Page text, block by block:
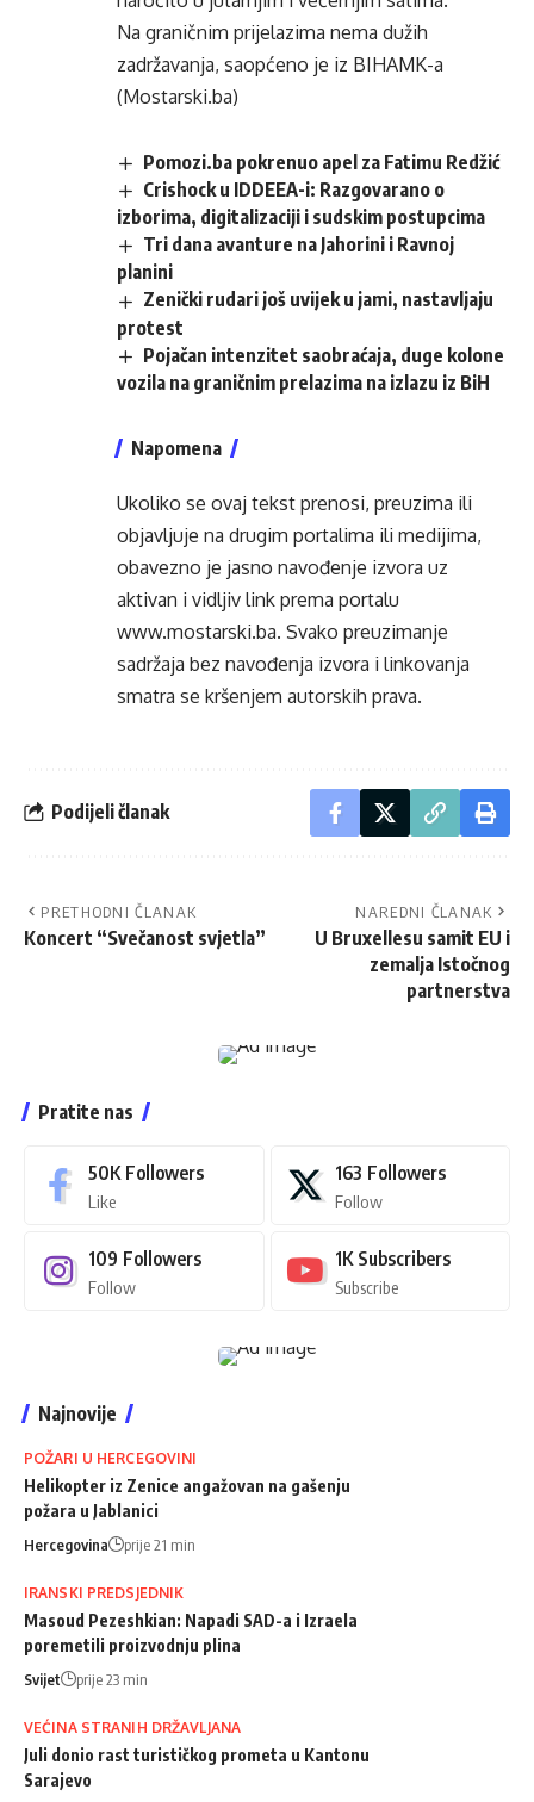
Na graničnim prijelazima nema dužih
zadržavanja, saopćeno je iz BIHAMK-a
(Mostarski.ba)
Pomozi.ba pokrenuo apel za Fatimu Redžić
Crishock u IDDEEA-i: Razgovarano o
izborima, digitalizaciji i sudskim postupcima
Tri dana avanture na Jahorini i Ravnoj
planini
Zenički rudari još uvijek u jami, nastavljaju
protest
Pojačan intenzitet saobraćaja, duge kolone
vozila na graničnim prelazima na izlazu iz BiH
Napomena
Ukoliko se ovaj tekst prenosi, preuzima ili
objavljuje na drugim portalima ili medijima,
obavezno je jasno navođenje izvora uz
aktivan i vidljiv link prema portalu
www.mostarski.ba. Svako preuzimanje
sadržaja bez navođenja izvora i linkovanja
smatra se kršenjem autorskih prava.
Podijeli članak
PRETHODNI ČLANAK
Koncert “Svečanost svjetla”
NAREDNI ČLANAK
U Bruxellesu samit EU i
zemalja Istočnog
partnerstva
Pratite nas
50K Followers
Like
163 Followers
Follow
109 Followers
Follow
1K Subscribers
Subscribe
Najnovije
POŽARI U HERCEGOVINI
Helikopter iz Zenice angažovan na gašenju
požara u Jablanici
Hercegovina prije 21 min
IRANSKI PREDSJEDNIK
Masoud Pezeshkian: Napadi SAD-a i Izraela
poremetili proizvodnju plina
Svijet prije 23 min
VEĆINA STRANIH DRŽAVLJANA
Juli donio rast turističkog prometa u Kantonu
Sarajevo